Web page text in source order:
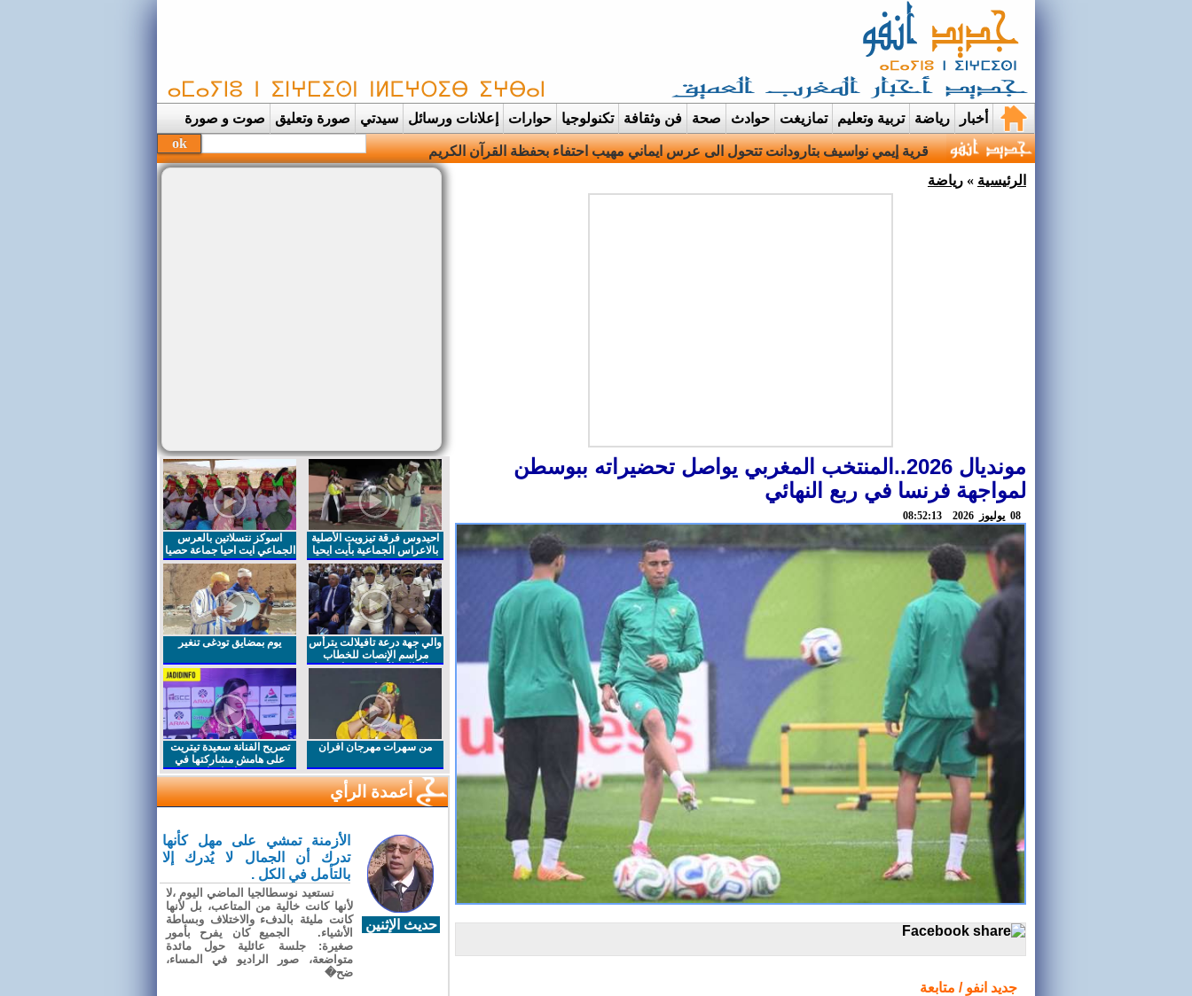
أخبار رياضة تربية وتعليم تمازيغت حوادث صحة فن وثقافة تكنولوجيا حوارات إعلانات ورسائل سيدتي صورة وتعليق صوت و صورة
عرائس..حين تختبئ الوجوه وتنطق الهوية وترتدي ال |
الرئيسية » رياضة
مونديال 2026..المنتخب المغربي يواصل تحضيراته ببوسطن
لمواجهة فرنسا في ربع النهائي
جديد انفو / متابعة
احيدوس فرقة تيزويت الأصلية
بالاعراس الجماعية بأيت ايحيا
اسوكز نتسلاتين بالعرس
الجماعي ايت احيا جماعة حصيا
والي جهة درعة تافيلالت يترأس
مراسم الإنصات للخطاب
الملكي السامي بمناسبة
يوم بمضايق تودغى تنغير
من سهرات مهرجان افران
تصريح الفنانة سعيدة تيتريت
على هامش مشاركتها في
مهرجان افران
أعمدة الرأي
حديث الإثنين
الأزمنة تمشي على مهل كأنها
تدرك أن الجمال لا يُدرك إلا
بالتأمل في الكل .
نستعيد نوسطالجيا الماضي اليوم ،لا
لأنها كانت خالية من المتاعب، بل لأنها
كانت مليئة بالدفء والاختلاف وبساطة
الأشياء. الجميع كان يفرح بأمور
صغيرة: جلسة عائلية حول مائدة
متواضعة، صور الراديو في المساء،
ضح�